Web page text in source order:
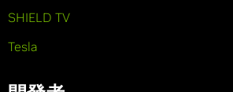
SHIELD TV
Tesla